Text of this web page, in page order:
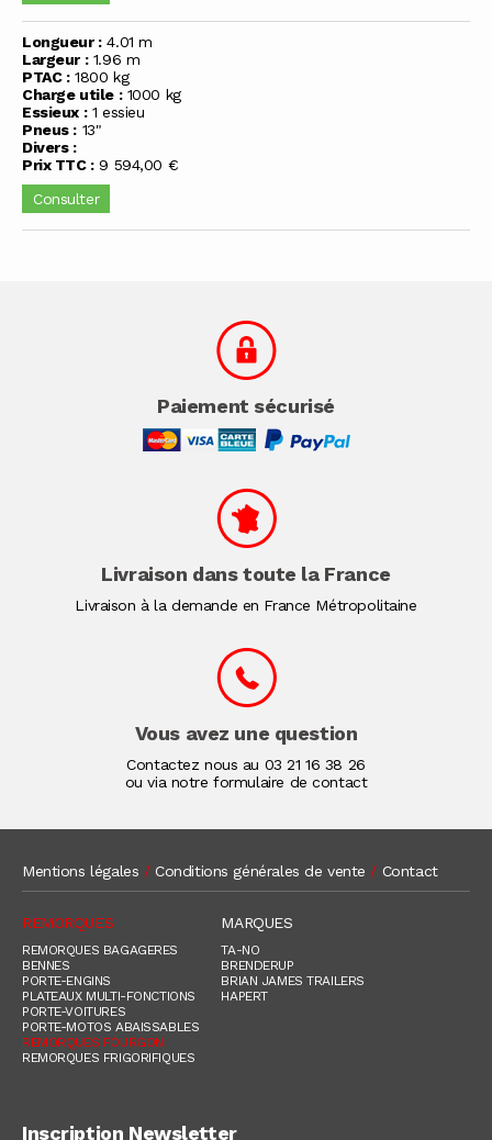
Longueur :4.01 m
Largeur :1.96 m
PTAC :1800 kg
Charge utile :1000 kg
Essieux :1 essieu
Pneus : 13"
Divers :
Prix TTC :9 594,00 €
Consulter
Paiement sécurisé
Livraison dans toute la France
Livraison à la demande en France Métropolitaine
Vous avez une question
Contactez nous au 03 21 16 38 26
ou via notre formulaire de contact
Mentions légales / Conditions générales de vente / Contact
REMORQUES
REMORQUES BAGAGERES
BENNES
PORTE-ENGINS
PLATEAUX MULTI-FONCTIONS
PORTE-VOITURES
PORTE-MOTOS ABAISSABLES
REMORQUES FOURGON
REMORQUES FRIGORIFIQUES
MARQUES
TA-NO
BRENDERUP
BRIAN JAMES TRAILERS
HAPERT
Inscription Newsletter